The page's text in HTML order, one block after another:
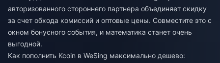
авторизованного стороннего партнера объединяет скидку
за счет обхода комиссий и оптовые цены. Совместите это с
окном бонусного события, и математика станет очень
выгодной.
Как пополнить Kcoin в WeSing максимально дешево: